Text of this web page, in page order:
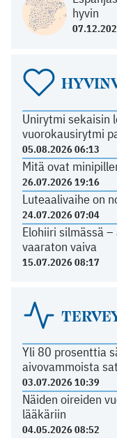
hyvin
Unirytmi sekaisin
vuorokausirytmi
05.08.2026 06:13
Mitä ovat
26.07.2026 19:16
Luteaalivaihe on
24.07.2026 07:04
Elohiiri silmässä
vaaraton vaiva
15.07.2026 08:17
Yli 80 prosenttia
aivovammoista
03.07.2026 10:39
Näiden oireiden
lääkäriin
04.05.2026 08:52